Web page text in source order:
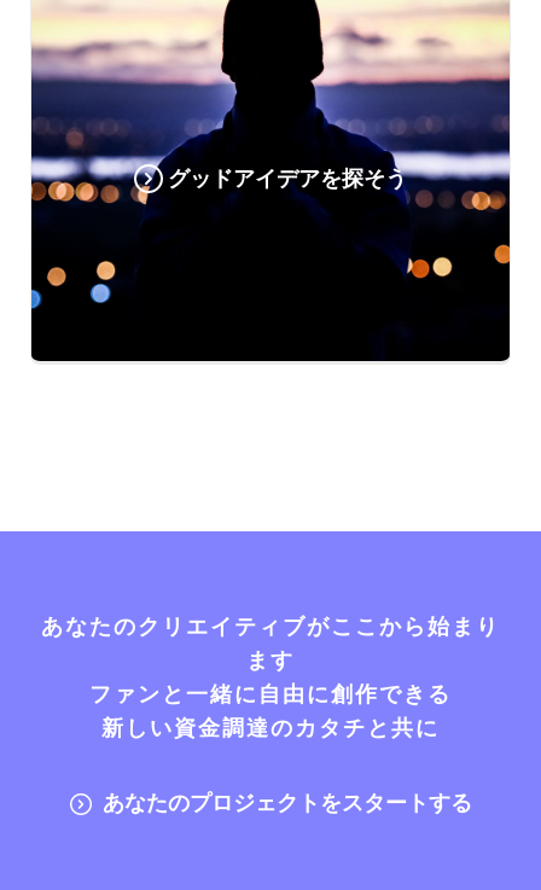
グッドアイデアを探そう
あなたのクリエイティブがここから始まり
ます
ファンと一緒に自由に創作できる
新しい資金調達のカタチと共に
あなたのプロジェクトをスタートする